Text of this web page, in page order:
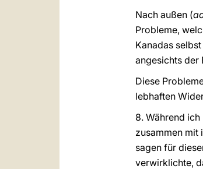
Nach außen (
Probleme,
Kanadas
angesichts der
Diese
lebhaften
8. Während
zusammen mit
sagen für
verwirklichte,